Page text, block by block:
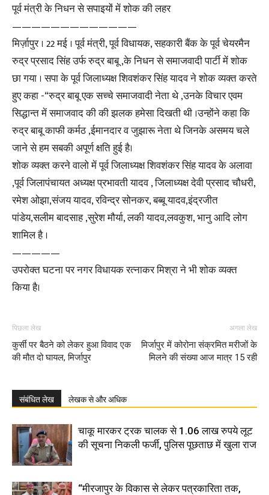
पूर्व मंत्री के निधन से सपाइयों में शोक की लहर
—————————————
मिर्ज़ापुर । 22 मई । पूर्व मंत्री, पूर्व विधायक, सहकारी बैंक के पूर्व चेयरमैन
रुद्र प्रसाद सिंह उर्फ रुद्र बाबू ,के निधन से समाजवादी पार्टी में शोक
छा गया । सपा के पूर्व जिलाध्यक्ष शिवशंकर सिंह यादव ने शोक व्यक्त करते
हुए कहा -“रुद्र बाबू एक सच्चे समाजवादी नेता थे ,उनके विचार एवम
सिद्धान्त में समाजवाद की की झलक हमेसा दिखती थी ।उन्होंने कहा कि
रुद्र बाबू काफी कर्मठ ,ईमानदार व जुझारू नेता थे जिनके असमय चले
जाने से हम सबकी अपूर्ण क्षति हुई है।
शोक व्यक्त करने वालो में पूर्व जिलाध्यक्ष शिवशंकर सिंह यादव के अलावा
,पूर्व जिलापंचायत अध्यक्ष प्रभावती यादव , जिलाध्यक्ष देवी प्रसाद चौधरी,
रमेश ओझा,संजय यादव, रविन्द्र सोनकर, बब्बू यादव,इंद्रजीत
पांडेय,सलीम बादसाह ,सुरेश मौर्या, लकी यादव,लवकुश, भानु आदि लोग
शामिल है ।
—————
उपरोक्त घटना पर नगर विधायक रत्नाकर मिश्रा ने भी शोक व्यक्त
किया है।
पिछला लेख
कुर्सी पर बैठने को लेकर हुआ विवाद एक
की मौत दो घायल, मिर्जापुर
अगला लेख
मिर्जापुर में कोरोना संक्रमित मरीजों के
मिलने की संख्या आज मात्र 15 रही
संबंधित लेख लेखक से और अधिक
चाकू मारकर ट्रक चालक से 1.06 लाख रुपये लूट
की सूचना निकली फर्जी, पुलिस पूछताछ में खुला राज
“मीरजापुर के विकास से लेकर पत्रकारिता तक,